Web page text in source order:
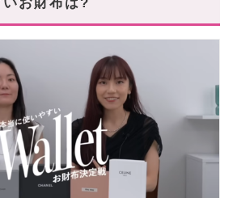
)の「タビー ミディアム ウォレット」
)の「コンパクトウォレット」
入れしやすい】本当に使いやすい人
ウミュウ)の「マテラッセレザー 財布」
の「YSLライン オリガミ タイニーウォ
】本当に使いやすい人気のお財布3